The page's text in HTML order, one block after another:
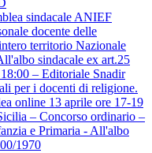
sindacale ANIEF
docente delle
territorio Nazionale
sindacale ex art.25
– Editoriale Snadir
per i docenti di religione.
online 13 aprile ore 17-19
– Concorso ordinario –
e Primaria - All'albo
1970